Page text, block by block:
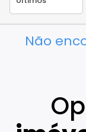
Não